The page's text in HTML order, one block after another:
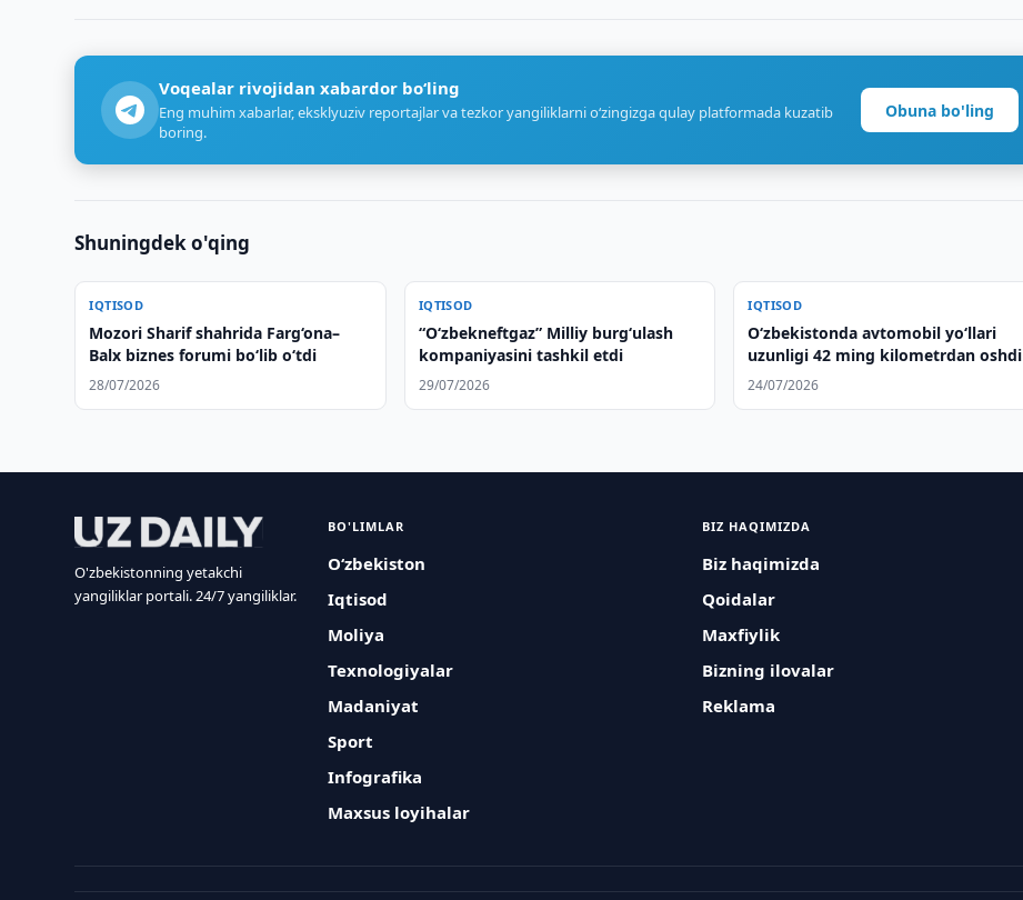
Voqealar rivojidan xabardor bo‘ling
Eng muhim xabarlar, eksklyuziv reportajlar va tezkor yangiliklarni o‘zingizga qulay platformada kuzatib
boring.
Obuna bo'ling
Shuningdek o'qing
IQTISOD
Mozori Sharif shahrida Farg‘ona–
Balx biznes forumi bo‘lib o‘tdi
28/07/2026
IQTISOD
“Oʻzbekneftgaz” Milliy burgʻulash
kompaniyasini tashkil etdi
29/07/2026
IQTISOD
O‘zbekistonda avtomobil yo‘llari
uzunligi 42 ming kilometrdan oshdi
24/07/2026
O'zbekistonning yetakchi
yangiliklar portali. 24/7 yangiliklar.
BO'LIMLAR
O‘zbekiston
Iqtisod
Moliya
Texnologiyalar
Madaniyat
Sport
Infografika
Maxsus loyihalar
BIZ HAQIMIZDA
Biz haqimizda
Qoidalar
Maxfiylik
Bizning ilovalar
Reklama